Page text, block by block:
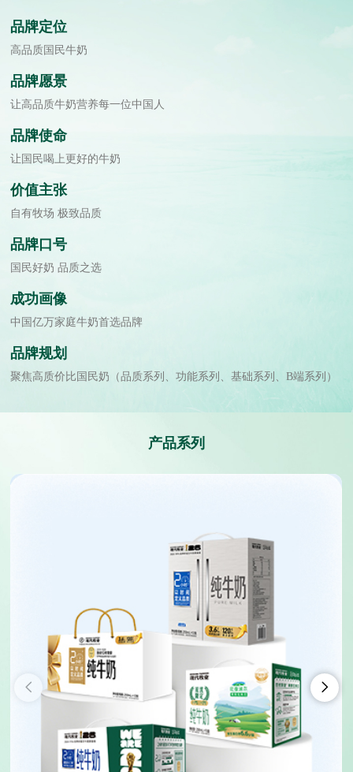
品牌定位
高品质国民牛奶
品牌愿景
让高品质牛奶营养每一位中国人
品牌使命
让国民喝上更好的牛奶
价值主张
自有牧场 极致品质
品牌口号
国民好奶 品质之选
成功画像
中国亿万家庭牛奶首选品牌
品牌规划
聚焦高质价比国民奶（品质系列、功能系列、基础系列、B端系列）
产品系列